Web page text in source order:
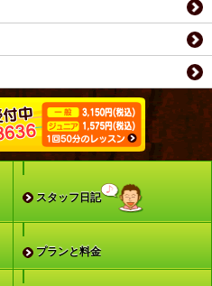
スタッフ日記
プランと料金